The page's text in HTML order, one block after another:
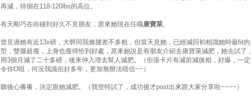
再減，徘徊在118-120lbs的高位。
有天剛巧在街碰到好久不見朋友，原來她現在任職康寶萊。
曾見過她有近13x磅，大髀同我條腰差不多粗，但當天見她，已經減回初相識她時最fit
型，雙腿超瘦，上身也瘦得恰到好處，原來她說是有朋友介紹去康寶萊減肥，她去試了，
用3個月減了二十多磅，後來仲入埋去幫人減肥。（佢張卡片有減前減後相，好爆，一
令你O咀，何況我識佢好多年，更加無辦法唔信~~）
聽後心癢癢，決定跟她減肥。（我登特試了，成功後才post出來跟大家分享啦~~~~）